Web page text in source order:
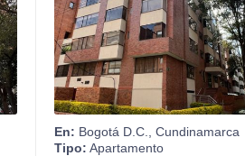
En: Bogotá D.C., Cundinamarca
Tipo: Apartamento